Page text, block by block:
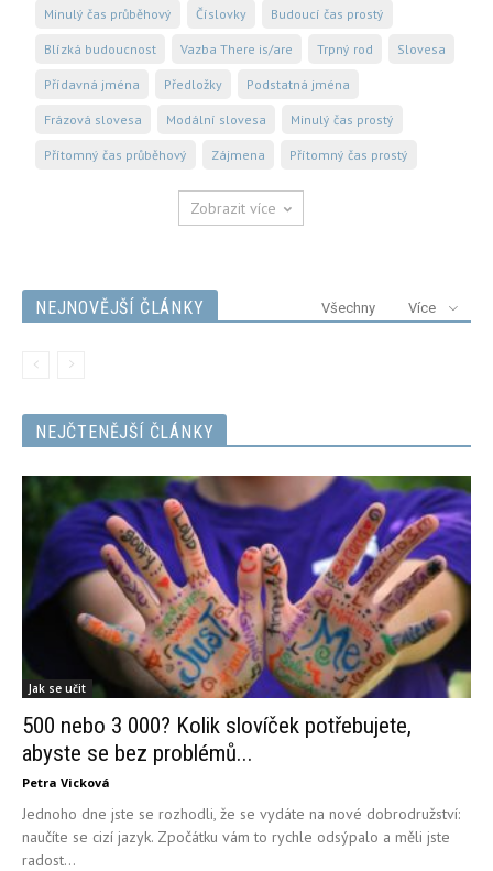
Minulý čas průběhový Číslovky Budoucí čas prostý
Blízká budoucnost Vazba There is/are Trpný rod Slovesa
Přídavná jména Předložky Podstatná jména
Frázová slovesa Modální slovesa Minulý čas prostý
Přítomný čas průběhový Zájmena Přítomný čas prostý
Zobrazit více
NEJNOVĚJŠÍ ČLÁNKY Všechny Více
NEJČTENĚJŠÍ ČLÁNKY
Jak se učit
500 nebo 3 000? Kolik slovíček potřebujete,
abyste se bez problémů...
Petra Vicková
Jednoho dne jste se rozhodli, že se vydáte na nové dobrodružství:
naučíte se cizí jazyk. Zpočátku vám to rychle odsýpalo a měli jste
radost...